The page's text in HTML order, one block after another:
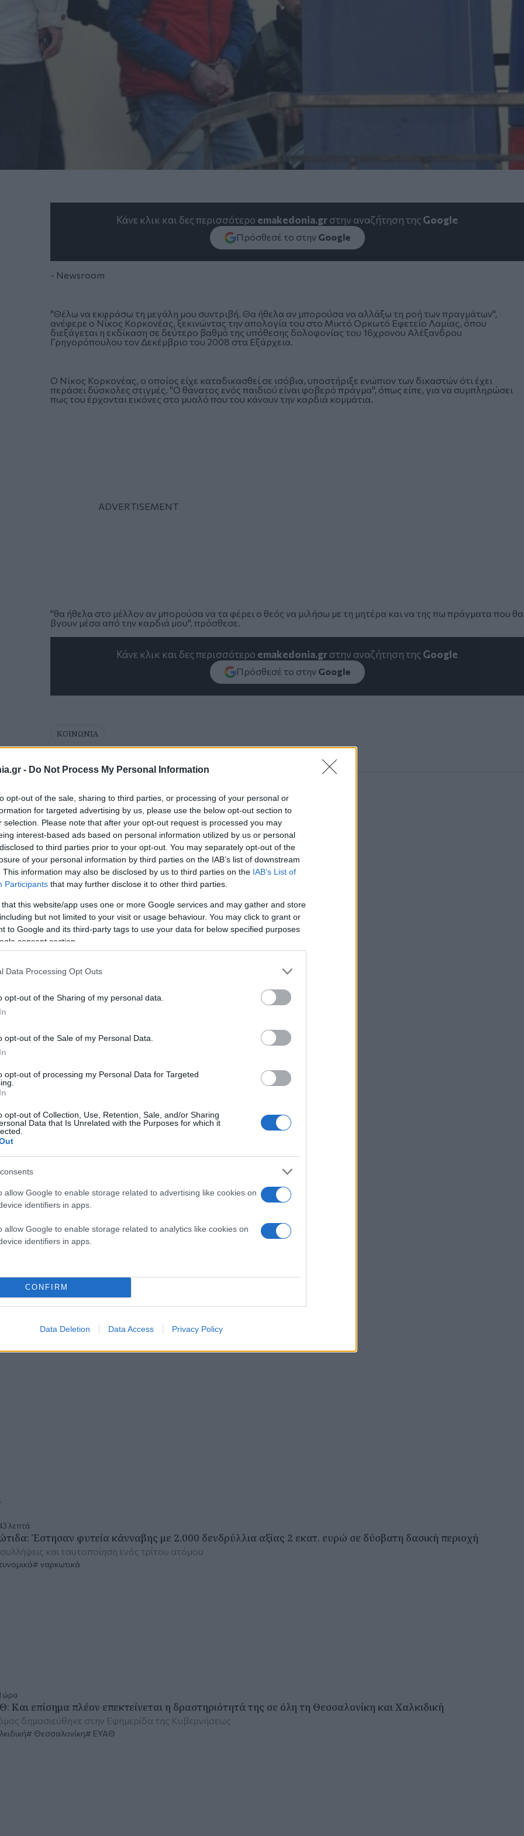
- Do Not Process My Personal Information
opt-out of the sale, sharing to third parties, or processing of your personal or
for targeted advertising by us, please use the below opt-out section to
selection. Please note that after your opt-out request is processed you may
interest-based ads based on personal information utilized by us or personal
to third parties prior to your opt-out. You may separately opt-out of the
of your personal information by third parties on the IAB’s list of downstream
This information may also be disclosed by us to third parties on the IAB’s List of
Participants that may further disclose it to other third parties.
that this website/app uses one or more Google services and may gather and store
but not limited to your visit or usage behaviour. You may click to grant or
to Google and its third-party tags to use your data for below specified purposes
consent section.
Data Processing Opt Outs
opt-out of the Sharing of my personal data.
opt-out of the Sale of my Personal Data.
opt-out of processing my Personal Data for Targeted
opt-out of Collection, Use, Retention, Sale, and/or Sharing
Data that Is Unrelated with the Purposes for which it
allow Google to enable storage related to advertising like cookies on
identifiers in apps.
allow Google to enable storage related to analytics like cookies on
identifiers in apps.
CONFIRM
Data Deletion Data Access Privacy Policy
Κάνε κλικ και δες περισσότερο emakedonia.grστην αναζήτηση της Google
Πρόσθεσέ το στην Google
- Newsroom
"Θέλω να εκφράσω τη μεγάλη μου συντριβή. Θα ήθελα αν μπορούσα να αλλάξω τη ροή των πραγμάτων",
ανέφερε ο Νίκος Κορκονέας, ξεκινώντας την απολογία του στο Μικτό Ορκωτό Εφετείο Λαμίας, όπου
διεξάγεται η εκδίκαση σε δεύτερο βαθμό της υπόθεσης δολοφονίας του 16χρονου Αλέξανδρου
Γρηγορόπουλου τον Δεκέμβριο του 2008 στα Εξάρχεια.
Ο Νίκος Κορκονέας, ο οποίος είχε καταδικασθεί σε ισόβια, υποστήριξε ενώπιον των δικαστών ότι έχει
περάσει δύσκολες στιγμές. "Ο θάνατος ενός παιδιού είναι φοβερό πράγμα", όπως είπε, για να συμπληρώσει
πως του έρχονται εικόνες στο μυαλό που του κάνουν την καρδιά κομμάτια.
"θα ήθελα στο μέλλον αν μπορούσα να τα φέρει ο θεός να μιλήσω με τη μητέρα και να της πω πράγματα που θα
βγουν μέσα από την καρδιά μου", πρόσθεσε.
Κάνε κλικ και δες περισσότερο emakedonia.grστην αναζήτηση της Google
Πρόσθεσέ το στην Google
ΚΟΙΝΩΝΙΑ
λεπτά
Έστησαν φυτεία κάνναβης με 2.000 δενδρύλλια αξίας 2 εκατ. ευρώ σε δύσβατη δασική περιοχή
και ταυτοποίηση ενός τρίτου ατόμου
ναρκωτικά
ώρα
Και επίσημα πλέον επεκτείνεται η δραστηριότητά της σε όλη τη Θεσσαλονίκη και Χαλκιδική
δημοσιεύθηκε στην Εφημερίδα της Κυβερνήσεως
Θεσσαλονίκη ΕΥΑΘ